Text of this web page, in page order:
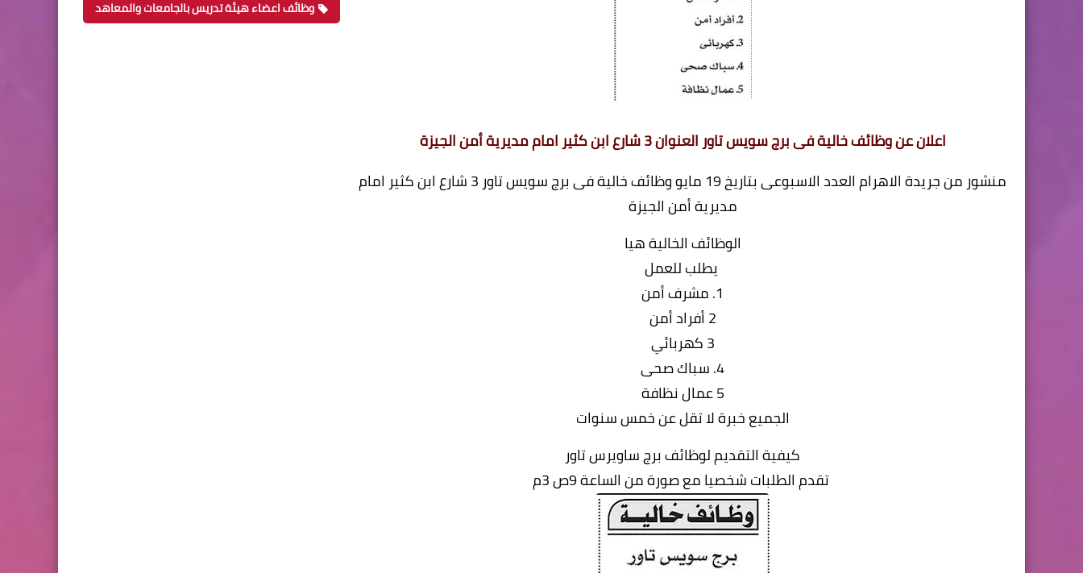
اعلان عن وظائف خالية فى برج سويس تاور العنوان 3 شارع ابن كثير امام مديرية أمن الجيزة
منشور من جريدة الاهرام العدد الاسبوعى بتاريخ 19 مايو وظائف خالية فى برج سويس تاور 3 شارع ابن كثير امام
مديرية أمن الجيزة
الوظائف الخالية هيا
يطلب للعمل
1. مشرف أمن
2 أفراد أمن
3 كهربائي
4. سباك صحى
5 عمال نظافة
الجميع خبرة لا تقل عن خمس سنوات
كيفية التقديم لوظائف برج ساويرس تاور
تقدم الطلبات شخصيا مع صورة من الساعة 9ص 3م
وظائف اعضاء هيئة تدريس بالجامعات والمعاهد